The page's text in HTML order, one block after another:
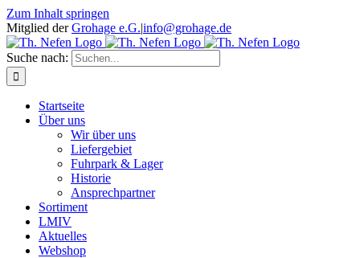
Zum Inhalt springen
Mitglied derGrohage e.G.|info@grohage.de
Suche nach:
Startseite
Über uns
Wir über uns
Liefergebiet
Fuhrpark & Lager
Historie
Ansprechpartner
Sortiment
LMIV
Aktuelles
Webshop